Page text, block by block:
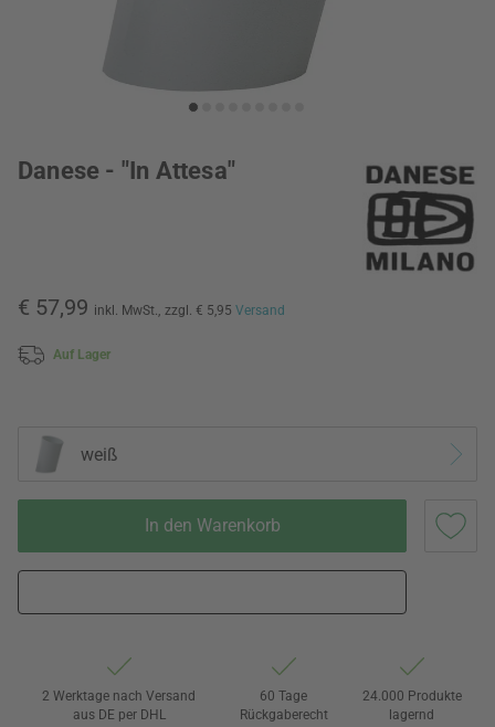
Danese - "In Attesa"
€ 57,99 inkl. MwSt., zzgl. € 5,95 Versand
Auf Lager
weiß
In den Warenkorb
2 Werktage nach Versand
aus DE per DHL
60 Tage
Rückgaberecht
24.000 Produkte
lagernd